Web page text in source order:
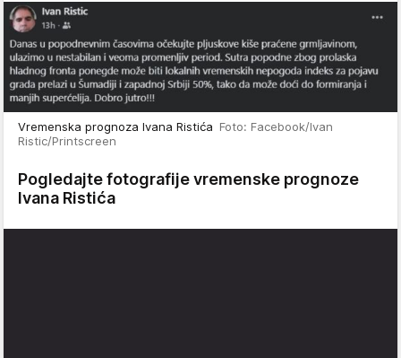
Vremenska prognoza Ivana Ristića Foto: Facebook/Ivan
Ristic/Printscreen
Pogledajte fotografije vremenske prognoze
Ivana Ristića